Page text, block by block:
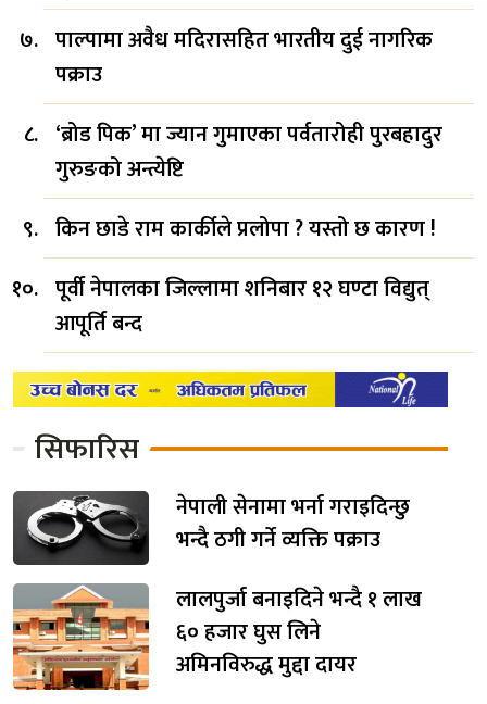
पाल्पामा अवैध मदिरासहित भारतीय दुई नागरिक
पक्राउ
‘ब्रोड पिक’ मा ज्यान गुमाएका पर्वतारोही पुरबहादुर
गुरुङको अन्त्येष्टि
किन छाडे राम कार्कीले प्रलोपा ? यस्तो छ कारण !
पूर्वी नेपालका जिल्लामा शनिबार १२ घण्टा विद्युत्
आपूर्ति बन्द
सिफारिस
नेपाली सेनामा भर्ना गराइदिन्छु
भन्दै ठगी गर्ने व्यक्ति पक्राउ
लालपुर्जा बनाइदिने भन्दै १ लाख
६० हजार घुस लिने
अमिनविरुद्ध मुद्दा दायर